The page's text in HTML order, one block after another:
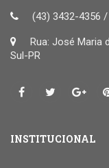
(43) 3432-4356
Rua: José Maria
Sul-PR
INSTITUCIONAL